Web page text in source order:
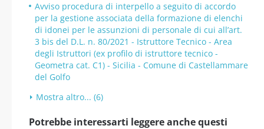
Avviso procedura di interpello a seguito di accordo
per la gestione associata della formazione di elenchi
di idonei per le assunzioni di personale di cui all’art.
3 bis del D.L. n. 80/2021 - Istruttore Tecnico - Area
degli Istruttori (ex profilo di istruttore tecnico -
Geometra cat. C1) - Sicilia - Comune di Castellammare
del Golfo
Mostra altro... (6)
Potrebbe interessarti leggere anche questi